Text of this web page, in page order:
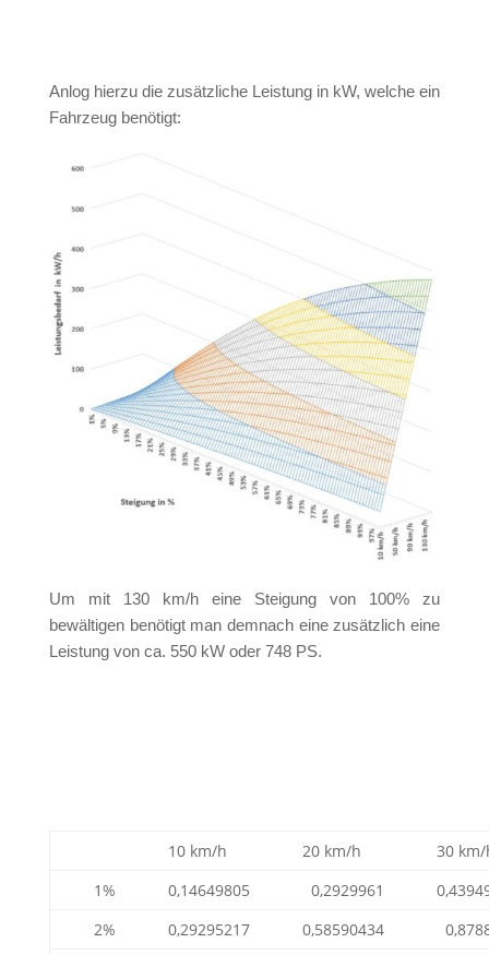
Anlog hierzu die zusätzliche Leistung in kW, welche ein
Fahrzeug benötigt:
Um mit 130 km/h eine Steigung von 100% zu
bewältigen benötigt man demnach eine zusätzlich eine
Leistung von ca. 550 kW oder 748 PS.
10 km/h 20 km/h
30
1%
0,14649805 0,2929961
2%
0,29295217 0,58590434